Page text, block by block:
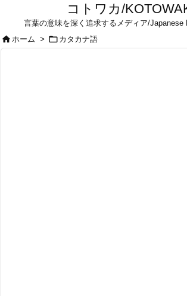
コトワカ/
言葉の意味を深く追求するメディア/Japanese
ホーム >  カタカナ語